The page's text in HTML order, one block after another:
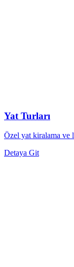
Yat Turları
Özel yat kiralama ve
Detaya Git